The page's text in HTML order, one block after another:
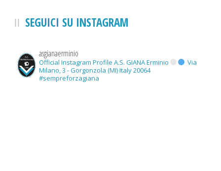
SEGUICI SU INSTAGRAM
asgianaerminio
Official Instagram Profile A.S. GIANA Erminio
Via
Milano, 3 - Gorgonzola (MI) Italy 20064
#sempreforzagiana